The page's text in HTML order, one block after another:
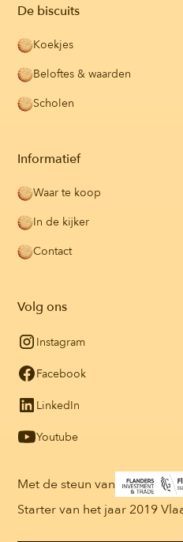
De biscuits
Koekjes
Beloftes & waarden
Scholen
Informatief
Waar te koop
In de kijker
Contact
Volg ons
Instagram
Facebook
LinkedIn
Youtube
Met de steun van
Starter van het jaar 2019